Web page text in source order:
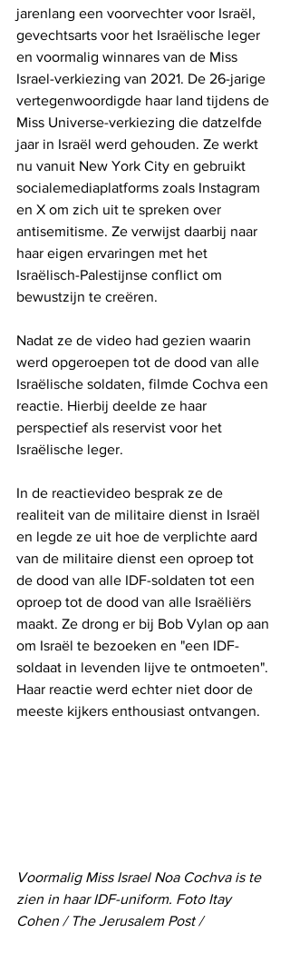
jarenlang een voorvechter voor Israël,
gevechtsarts voor het Israëlische leger
en voormalig winnares van de Miss
Israel-verkiezing van 2021. De 26-jarige
vertegenwoordigde haar land tijdens de
Miss Universe-verkiezing die datzelfde
jaar in Israël werd gehouden. Ze werkt
nu vanuit New York City en gebruikt
socialemediaplatforms zoals Instagram
en X om zich uit te spreken over
antisemitisme. Ze verwijst daarbij naar
haar eigen ervaringen met het
Israëlisch-Palestijnse conflict om
bewustzijn te creëren.
Nadat ze de video had gezien waarin
werd opgeroepen tot de dood van alle
Israëlische soldaten, filmde Cochva een
reactie. Hierbij deelde ze haar
perspectief als reservist voor het
Israëlische leger.
In de reactievideo besprak ze de
realiteit van de militaire dienst in Israël
en legde ze uit hoe de verplichte aard
van de militaire dienst een oproep tot
de dood van alle IDF-soldaten tot een
oproep tot de dood van alle Israëliërs
maakt. Ze drong er bij Bob Vylan op aan
om Israël te bezoeken en "een IDF-
soldaat in levenden lijve te ontmoeten".
Haar reactie werd echter niet door de
meeste kijkers enthousiast ontvangen.
Voormalig Miss Israel Noa Cochva is te
zien in haar IDF-uniform. Foto Itay
Cohen / The Jerusalem Post /